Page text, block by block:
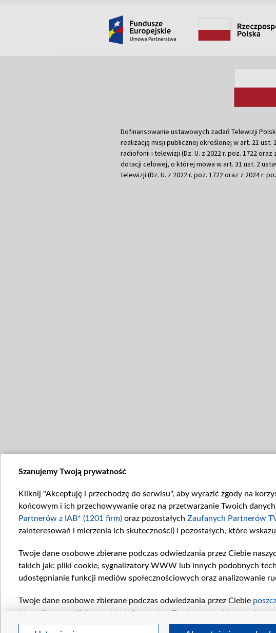
Dofinansowanie ustawowych zadań Telewizji
realizacją misji publicznej określonej w art. 21 ust.
radiofonii i telewizji (Dz. U. z 2022 r. poz. 1722
dotacji celowej, o której mowa w art. 31 ust. 2
telewizji (Dz. U. z 2022 r. poz. 1722 oraz z 2024 r.
Szanujemy Twoją prywatność
Kliknij "Akceptuję i przechodzę do serwisu", aby wyrazić zgody na
końcowym i ich przechowywanie oraz na przetwarzanie Twoich
Partnerów z IAB* (1201 firm) oraz pozostałych Zaufanych Partnerów
zainteresowań i mierzenia ich skuteczności) i pozostałych, które
Twoje dane osobowe zbierane podczas odwiedzania przez Ciebie
takich jak: pliki cookie, sygnalizatory WWW lub innych podobnych
udostępnianie funkcji mediów społecznościowych oraz analizowanie
Twoje dane osobowe zbierane podczas odwiedzania przez Ciebie
identyfikatory plików cookie, informacje o Twoich wyszukiwaniach w
pozostałychZaufanych Partnerów TVP dla realizacji następujących